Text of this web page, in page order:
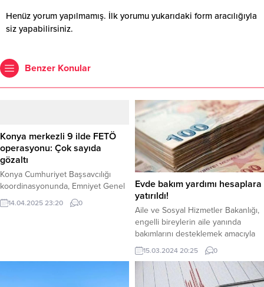
Henüz yorum yapılmamış. İlk yorumu yukarıdaki form aracılığıyla
siz yapabilirsiniz.
Benzer Konular
Konya merkezli 9 ilde FETÖ
operasyonu: Çok sayıda
gözaltı
Konya Cumhuriyet Başsavcılığı
koordinasyonunda, Emniyet Genel
Müdürlüğü TEM Daire Başkanlığı
ve İstihbarat Başkanlığı’nın iş
14.04.2025 23:20 0
Evde bakım yardımı hesaplara
yatırıldı!
Aile ve Sosyal Hizmetler Bakanlığı,
engelli bireylerin aile yanında
bakımlarını desteklemek amacıyla
sağlanan Evde Bakım Yardımı’nın
Mart ayı ödemelerini hesaplara
yatırdı. Aylık 7 bin 608 lira olarak
ödenen yardım, 559 bin engelli
15.03.2024 20:25 0